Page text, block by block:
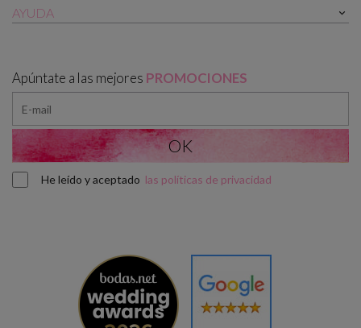
AYUDA 
Apúntate a las mejores PROMOCIONES
He leído y aceptado las políticas de privacidad